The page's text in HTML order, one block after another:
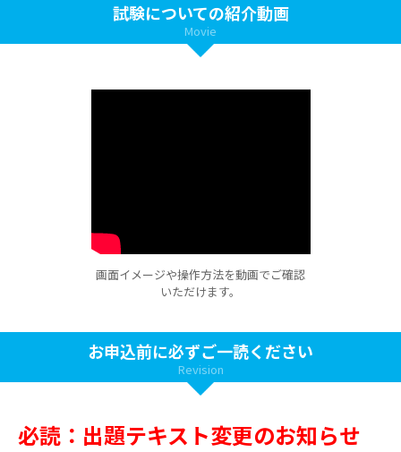
試験についての紹介動画
Movie
画面イメージや操作方法を動画でご確認
いただけます。
お申込前に必ずご一読ください
Revision
必読：出題テキスト変更のお知らせ